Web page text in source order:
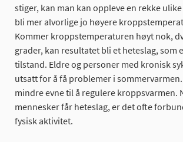
stiger, kan man kan oppleve en rekke
bli mer alvorlige jo høyere
Kommer kroppstemperaturen høyt nok,
grader, kan resultatet bli et heteslag, som
tilstand. Eldre og personer med kronisk
utsatt for å få problemer i
mindre evne til å regulere kroppsvarmen.
mennesker får heteslag, er det ofte
fysisk aktivitet.